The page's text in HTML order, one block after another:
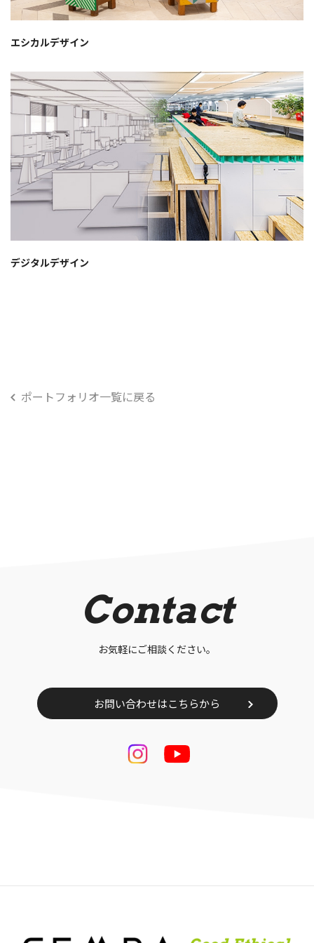
エシカルデザイン
デジタルデザイン
ポートフォリオ一覧に戻る
Contact
お気軽にご相談ください。
お問い合わせはこちらから